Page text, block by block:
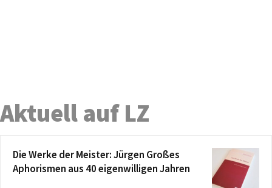
Aktuell auf LZ
Die Werke der Meister: Jürgen Großes
Aphorismen aus 40 eigenwilligen Jahren